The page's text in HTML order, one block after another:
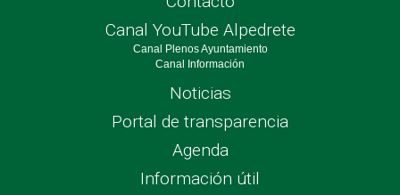
Canal YouTube Alpedrete
Canal Plenos Ayuntamiento
Canal Información
Noticias
Portal de transparencia
Agenda
Información útil